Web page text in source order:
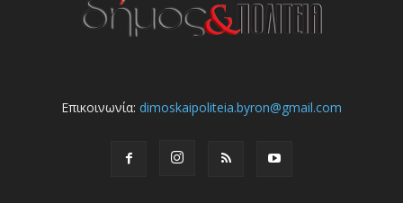
Επικοινωνία: dimoskaipoliteia.byron@gmail.com